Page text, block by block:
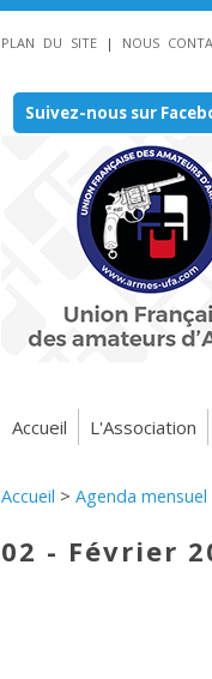
PLAN DU SITE | NOUS
Suivez-nous sur
Accueil L'Association
Accueil > Agenda mensuel
02 - Février